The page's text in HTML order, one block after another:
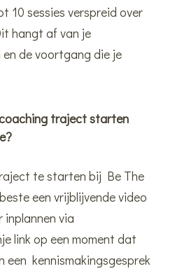
10 sessies verspreid over
hangt af van je
de voortgang die je
traject starten
te starten bij Be The
een vrijblijvende video
inplannen via
link op een moment dat
kennismakingsgesprek